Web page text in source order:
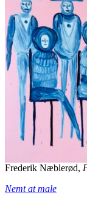
Frederik Næblerød,
Nemt at male